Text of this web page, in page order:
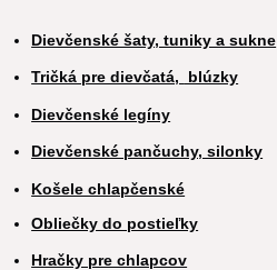
Dievčenské šaty, tuniky a sukne
Tričká pre dievčatá, blúzky
Dievčenské legíny
Dievčenské pančuchy, silonky
Košele chlapčenské
Obliečky do postieľky
Hračky pre chlapcov